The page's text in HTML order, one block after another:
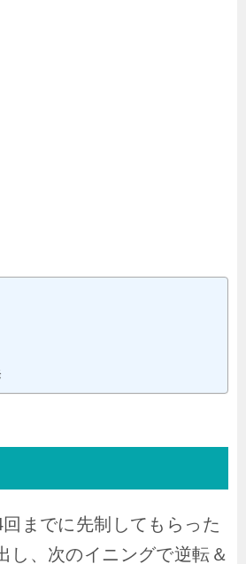
までに先制してもらった
し、次のイニングで逆転＆